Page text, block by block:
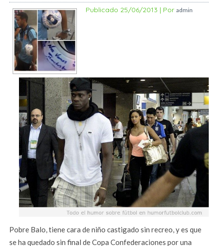
Publicado 25/06/2013 | Por admin
Pobre Balo, tiene cara de niño castigado sin recreo, y es que
se ha quedado sin final de Copa Confederaciones por una